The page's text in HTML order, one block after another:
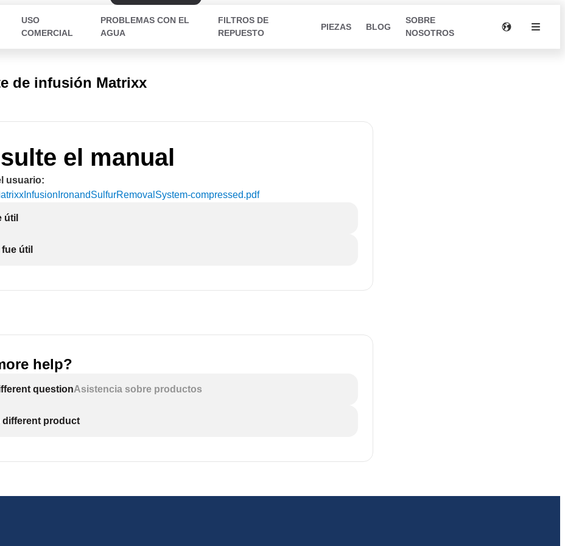
USO
COMERCIAL
PROBLEMAS CON EL
AGUA
FILTROS DE
REPUESTO
PIEZAS BLOG
SOBRE
NOSOTROS
de infusión Matrixx
el manual
usuario:
compressed.pdf
útil
útil
help?
questionAsistencia sobre productos
different product